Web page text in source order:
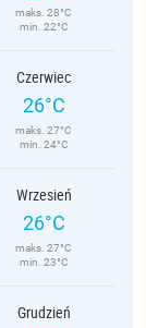
maks. 28°C
min. 22°C
Czerwiec
26°C
maks. 27°C
min. 24°C
Wrzesień
26°C
maks. 27°C
min. 23°C
Grudzień